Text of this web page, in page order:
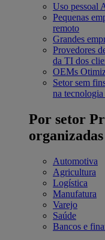
Uso pessoal
Pequenas
remoto
Grandes
Provedores
da TI dos
OEMs
Setor sem
na
Por setor
Automotiva
Agricultura
Logística
Manufatura
Varejo
Saúde
Bancos e